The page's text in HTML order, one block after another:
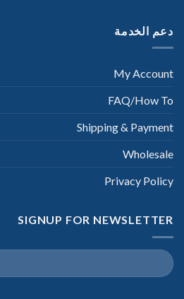
دعم الخدمة
My Account
FAQ/How To
Shipping & Payment
Wholesale
Privacy Policy
SIGNUP FOR NEWSLETTER